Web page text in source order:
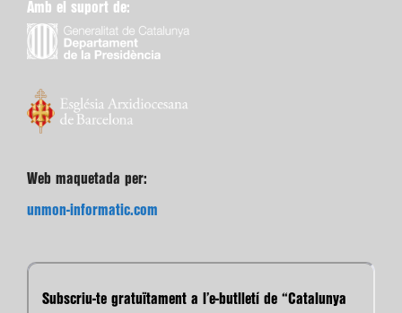
Amb el suport de:
Web maquetada per:
unmon-informatic.com
Subscriu-te gratuïtament a l’e-butlletí de “Catalunya